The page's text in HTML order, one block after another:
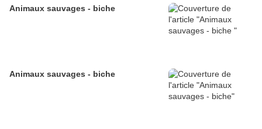
Animaux sauvages - biche
Animaux sauvages - biche